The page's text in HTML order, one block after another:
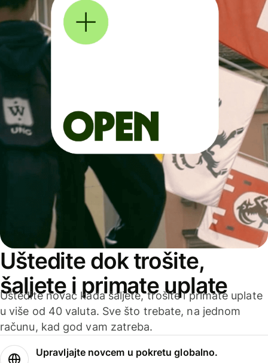
Uštedite dok trošite,
šaljete i primate uplate
Uštedite novac kada šaljete, trošite i primate uplate
u više od 40 valuta. Sve što trebate, na jednom
računu, kad god vam zatreba.
Upravljajte novcem u pokretu globalno.